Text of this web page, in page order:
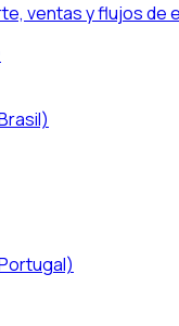
ventas y flujos de